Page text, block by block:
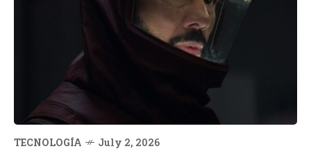
TECNOLOGÍA July 2, 2026